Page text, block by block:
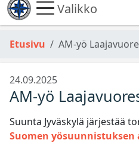
Valikko
Etusivu AM-yö
24.09.2025
AM-yö
Suunta Jyväskylä järjestää
Suomen